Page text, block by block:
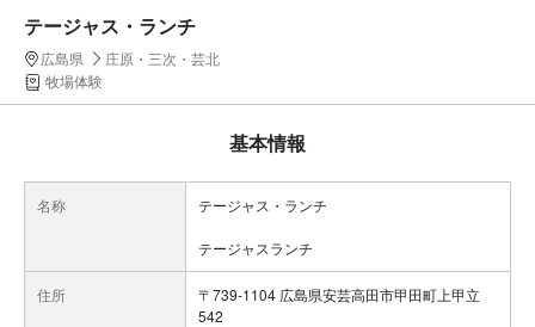
テージャス・ランチ
広島県
庄原・三次・芸北
牧場体験
基本情報
名称 テージャス・ランチ
テージャスランチ
住所
〒739-1104 広島県安芸高田市甲田町上甲立
542